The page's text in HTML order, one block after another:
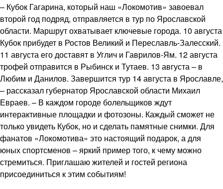
– Кубок Гагарина, который наш «Локомотив» завоевал
второй год подряд, отправляется в тур по Ярославской
области. Маршрут охватывает ключевые города. 10 августа
Кубок прибудет в Ростов Великий и Переславль-Залесский.
11 августа его доставят в Углич и Гаврилов-Ям. 12 августа
трофей отправится в Рыбинск и Тутаев. 13 августа – в
Любим и Данилов. Завершится тур 14 августа в Ярославле,
– рассказал губернатор Ярославской области Михаил
Евраев. – В каждом городе болельщиков ждут
интерактивные площадки и фотозоны. Каждый сможет не
только увидеть Кубок, но и сделать памятные снимки. Для
фанатов «Локомотива» это настоящий подарок, а для
юных спортсменов – яркий пример того, к чему можно
стремиться. Приглашаю жителей и гостей региона
присоединиться к этим событиям!